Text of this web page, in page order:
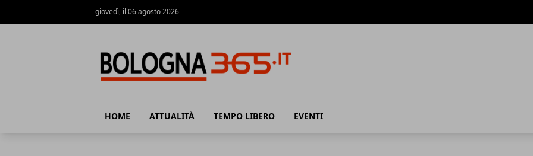
giovedì, il 06 agosto 2026
HOME ATTUALITÀ TEMPO LIBERO EVENTI